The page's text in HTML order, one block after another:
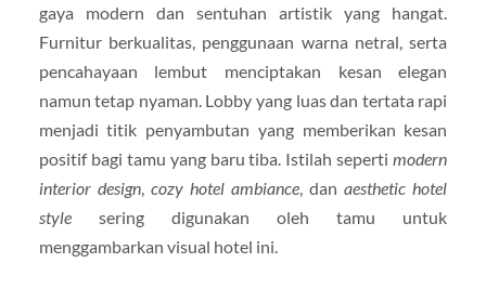
gaya modern dan sentuhan artistik yang hangat.
Furnitur berkualitas, penggunaan warna netral, serta
pencahayaan lembut menciptakan kesan elegan
namun tetap nyaman. Lobby yang luas dan tertata rapi
menjadi titik penyambutan yang memberikan kesan
positif bagi tamu yang baru tiba. Istilah seperti modern
interior design, cozy hotel ambiance , danaesthetic hotel
stylesering digunakan oleh tamu untuk
menggambarkan visual hotel ini.